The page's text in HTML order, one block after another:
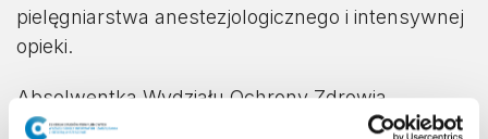
pielęgniarstwa anestezjologicznego i intensywnej
opieki.
Absolwentka Wydziału Ochrony Zdrowia
Collegium Medicum Uniwersytetu